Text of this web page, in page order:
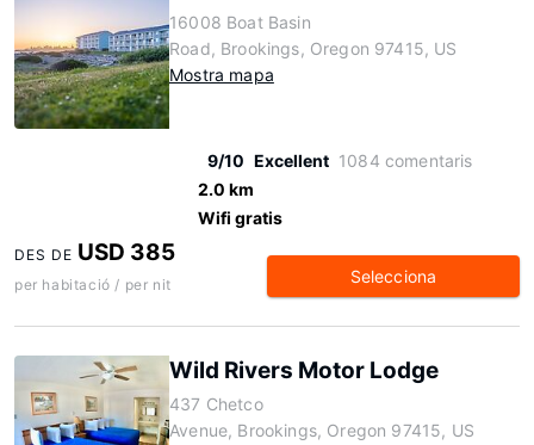
16008 Boat Basin
Road, Brookings, Oregon 97415, US
Mostra mapa
9/10 Excellent 1084 comentaris
2.0 km
Wifi gratis
DES DE USD 385
per habitació / per nit Selecciona
Wild Rivers Motor Lodge
437 Chetco
Avenue, Brookings, Oregon 97415, US